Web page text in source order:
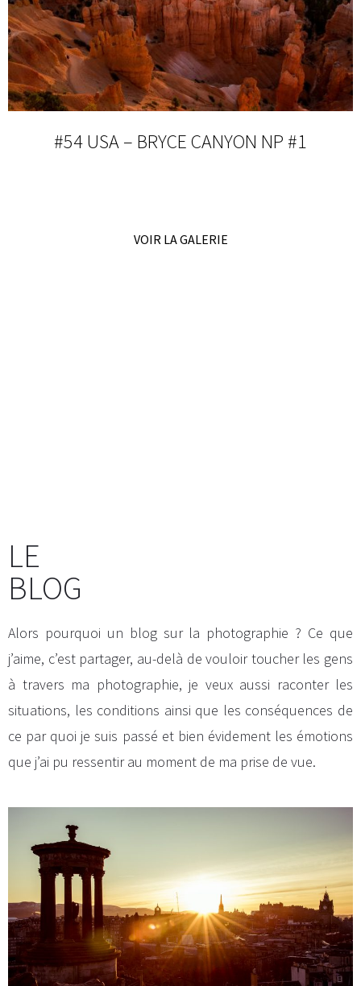
#54 USA – BRYCE CANYON NP #1
VOIR LA GALERIE
LE
BLOG
Alors pourquoi un blog sur la photographie ? Ce que
j’aime, c’est partager, au-delà de vouloir toucher les gens
à travers ma photographie, je veux aussi raconter les
situations, les conditions ainsi que les conséquences de
ce par quoi je suis passé et bien évidement les émotions
que j’ai pu ressentir au moment de ma prise de vue.